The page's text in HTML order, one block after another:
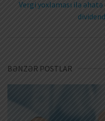
Vergi yoxlaması ilə
BƏNZƏR POSTLAR